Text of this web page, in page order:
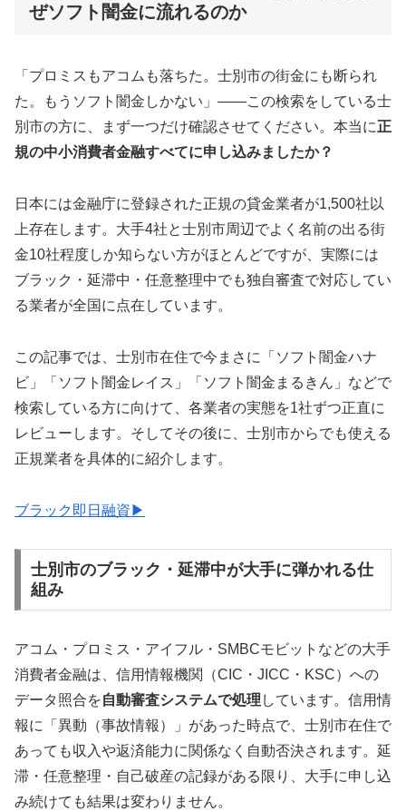
ぜソフト闇金に流れるのか
「プロミスもアコムも落ちた。士別市の街金にも断られ
た。もうソフト闇金しかない」——この検索をしている士
別市の方に、まず一つだけ確認させてください。本当に正
規の中小消費者金融すべてに申し込みましたか？
日本には金融庁に登録された正規の貸金業者が1,500社以
上存在します。大手4社と士別市周辺でよく名前の出る街
金10社程度しか知らない方がほとんどですが、実際には
ブラック・延滞中・任意整理中でも独自審査で対応してい
る業者が全国に点在しています。
この記事では、士別市在住で今まさに「ソフト闇金ハナ
ビ」「ソフト闇金レイス」「ソフト闇金まるきん」などで
検索している方に向けて、各業者の実態を1社ずつ正直に
レビューします。そしてその後に、士別市からでも使える
正規業者を具体的に紹介します。
ブラック即日融資▶
士別市のブラック・延滞中が大手に弾かれる仕
組み
アコム・プロミス・アイフル・SMBCモビットなどの大手
消費者金融は、信用情報機関（CIC・JICC・KSC）への
データ照合を自動審査システムで処理 しています。信用情
報に「異動（事故情報）」があった時点で、士別市在住で
あっても収入や返済能力に関係なく自動否決されます。延
滞・任意整理・自己破産の記録がある限り、大手に申し込
み続けても結果は変わりません。